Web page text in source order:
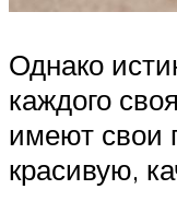
Однако
каждого
имеют свои
красивую,